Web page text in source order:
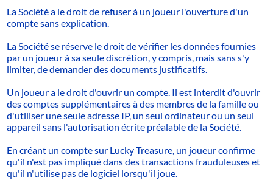
La Société a le droit de refuser à un joueur l'ouverture d'un
compte sans explication.
La Société se réserve le droit de vérifier les données fournies
par un joueur à sa seule discrétion, y compris, mais sans s'y
limiter, de demander des documents justificatifs.
Un joueur a le droit d'ouvrir un compte. Il est interdit d'ouvrir
des comptes supplémentaires à des membres de la famille ou
d'utiliser une seule adresse IP, un seul ordinateur ou un seul
appareil sans l'autorisation écrite préalable de la Société.
En créant un compte sur Lucky Treasure, un joueur confirme
qu'il n'est pas impliqué dans des transactions frauduleuses et
qu'il n'utilise pas de logiciel lorsqu'il joue.